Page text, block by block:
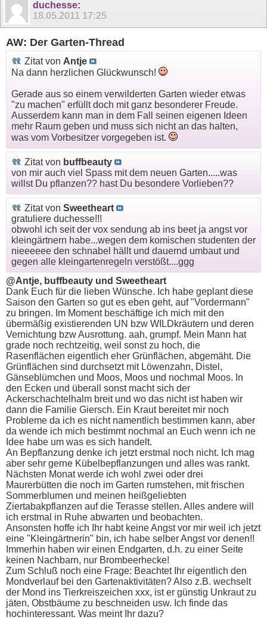
duchesse:
18.05.2011 17:25
AW: Der Garten-Thread
Zitat von Antje
Na dann herzlichen Glückwunsch!
Gerade aus so einem verwilderten Garten wieder etwas
"zu machen" erfüllt doch mit ganz besonderer Freude.
Ausserdem kann man in dem Fall seinen eigenen Ideen
mehr Raum geben und muss sich nicht an das halten,
was vom Vorbesitzer vorgegeben ist.
Zitat von buffbeauty
von mir auch viel Spass mit dem neuen Garten.....was
willst Du pflanzen?? hast Du besondere Vorlieben??
Zitat von Sweetheart
gratuliere duchesse!!!
obwohl ich seit der vox sendung ab ins beet ja angst vor
kleingärtnern habe...wegen dem komischen studenten der
nieeeeee den schnabel hällt und dauernd umbaut und
gegen alle kleingartenregeln verstößt....ggg
@Antje, buffbeauty und Sweetheart
Dank Euch für die lieben Wünsche. Ich habe geplant diese
Saison den Garten so gut es eben geht, auf "Vordermann"
zu bringen. Im Moment beschäftige ich mich mit den
übermäßig existierenden UN bzw WILDkräutern und deren
Vernichtung bzw Ausrottung. aah, grumpf. Mein Mann hat
grade noch rechtzeitig, weil sonst zu hoch, die
Rasenflächen eigentlich eher Grünflächen, abgemäht. Die
Grünflächen sind durchsetzt mit Löwenzahn, Distel,
Gänseblümchen und Moos, Moos und nochmal Moos. In
den Ecken und überall sonst macht sich der
Ackerschachtelhalm breit und wo das nicht ist haben wir
dann die Familie Giersch. Ein Kraut bereitet mir noch
Probleme da ich es nicht namentlich bestimmen kann, aber
da wende ich mich bestimmt nochmal an Euch wenn ich ne
Idee habe um was es sich handelt.
An Bepflanzung denke ich jetzt erstmal noch nicht. Ich mag
aber sehr gerne Kübelbepflanzungen und alles was rankt.
Nächsten Monat werde ich wohl zwei oder drei
Maurerbütten die noch im Garten rumstehen, mit frischen
Sommerblumen und meinen heißgeliebten
Ziertabakpflanzen auf die Terasse stellen. Alles andere will
ich erstmal in Ruhe abwarten und beobachten.
Ansonsten hoffe ich Ihr habt keine Angst vor mir weil ich jetzt
eine "Kleingärtnerin" bin, ich habe selber Angst vor denen!!
Immerhin haben wir einen Endgarten, d.h. zu einer Seite
keinen Nachbarn, nur Brombeerhecke!
Zum Schluß noch eine Frage: Beachtet Ihr eigentlich den
Mondverlauf bei den Gartenaktivitäten? Also z.B. wechselt
der Mond ins Tierkreiszeichen xxx, ist er günstig Unkraut zu
jäten, Obstbäume zu beschneiden usw. Ich finde das
hochinteressant. Was meint Ihr dazu?